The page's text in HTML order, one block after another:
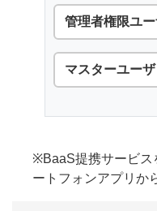
管理者権限ユ
マスターユーザ
※BaaS提携サービス
ートフォンアプリか